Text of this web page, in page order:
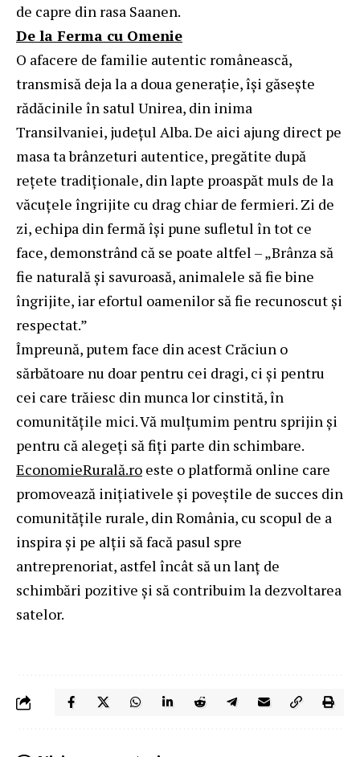
de capre din rasa Saanen.
De la Ferma cu Omenie
O afacere de familie autentic românească,
transmisă deja la a doua generație, își găsește
rădăcinile în satul Unirea, din inima
Transilvaniei, județul Alba. De aici ajung direct pe
masa ta brânzeturi autentice, pregătite după
rețete tradiționale, din lapte proaspăt muls de la
văcuțele îngrijite cu drag chiar de fermieri. Zi de
zi, echipa din fermă își pune sufletul în tot ce
face, demonstrând că se poate altfel – „Brânza să
fie naturală și savuroasă, animalele să fie bine
îngrijite, iar efortul oamenilor să fie recunoscut și
respectat.”
Împreună, putem face din acest Crăciun o
sărbătoare nu doar pentru cei dragi, ci și pentru
cei care trăiesc din munca lor cinstită, în
comunitățile mici. Vă mulțumim pentru sprijin și
pentru că alegeți să fiți parte din schimbare.
EconomieRurală.ro este o platformă online care
promovează inițiativele și poveștile de succes din
comunitățile rurale, din România, cu scopul de a
inspira și pe alții să facă pasul spre
antreprenoriat, astfel încât să un lanț de
schimbări pozitive și să contribuim la dezvoltarea
satelor.